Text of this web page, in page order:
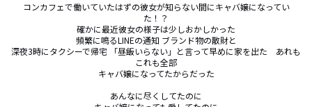
コンカフェで働いていたはずの彼女が知らない間にキャバ嬢になってい
た！？
確かに最近彼女の様子は少しおかしかった
頻繁に鳴るLINEの通知 ブランド物の散財と
深夜3時にタクシーで帰宅 「昼飯いらない」と言って早めに家を出た　あれも
これも全部
キャバ嬢になってたからだった
あんなに尽くしてたのに